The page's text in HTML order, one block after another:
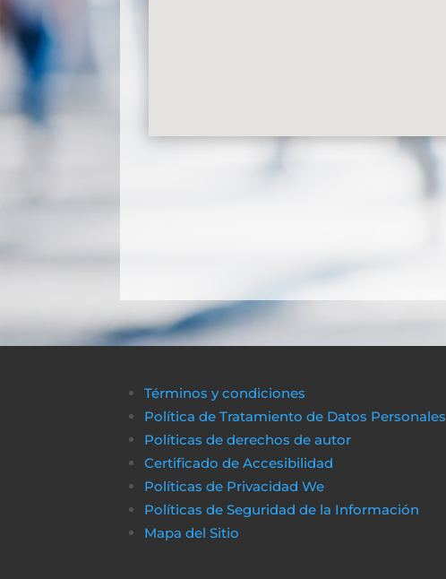
Términos y condiciones
Política de Tratamiento de Datos Personales
Políticas de derechos de autor
Certificado de Accesibilidad
Políticas de Privacidad We
Políticas de Seguridad de la Información
Mapa del Sitio